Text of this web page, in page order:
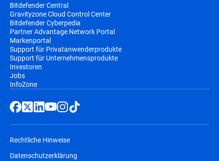
Bitdefender Central
Gravityzone Cloud Control Center
Bitdefender Cyberpedia
Partner Advantage Network Portal
Markenportal
Support für Privatanwenderprodukte
Support für Unternehmensprodukte
Investoren
Jobs
InfoZone
Rechtliche Hinweise
Datenschutzerklärung